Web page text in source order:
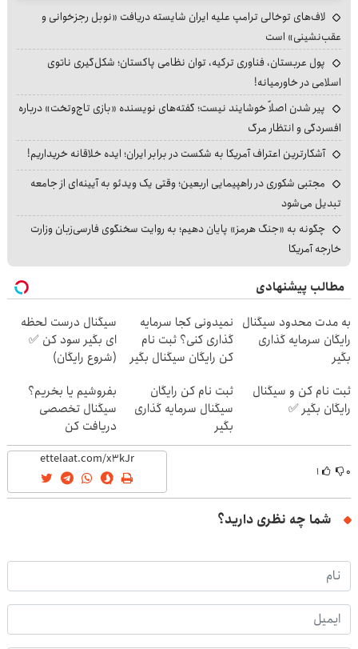
لاف‌های توخالی ترامپ علیه ایران شایسته دریافت «نوبل رجزخوانی و
عقب‌نشینی» است
پول عربستان، فناوری ترکیه، توان نظامی پاکستان؛ شکل‌گیری ناتوی
اسلامی در خاورمیانه!
پیر شدن اصلاً خوشایند نیست؛ گفته‌های نویسنده «بازی تاج‌وتخت» درباره
افسردگی و انتظار مرگ
آشکارترین اعتراف آمریکا به شکست در برابر ایران؛ ایده خلاقانه خریداریم!
مجتبی شکوری در راهپیمایی اربعین؛ وقتی یک ویدئو به آیینه‌ای از جامعه
تبدیل می‌شود
چگونه به «جنگ هرمز» پایان دهیم؛ به روایت سخنگوی فارسی‌زبان وزارت
خارجه آمریکا
مطالب پیشنهادی
به مدت محدود سیگنال
رایگان سرمایه گذاری
بگیر
نمیدونی کجا سرمایه
گذاری کنی؟ ثبت نام
کن رایگان سیگنال بگیر
سیگنال درست لحظه
ای بگیر سود کن ✅
(شروع رایگان)
ثبت نام کن و سیگنال
رایگان بگیر ✅
ثبت نام کن رایگان
سیگنال سرمایه گذاری
بگیر
بفروشیم یا بخریم؟
سیگنال تخصصی
دریافت کن
۰ ۱
شما چه نظری دارید؟